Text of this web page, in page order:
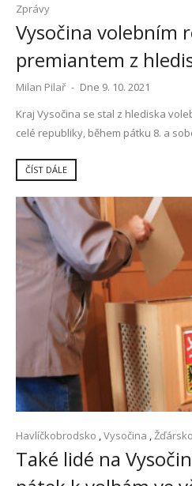
Zprávy
Vysočina volebním
premiantem z
Milan Pilař - Dne 9. 10. 2021
Kraj Vysočina se stal z hlediska
celé republiky, během pátku 8. a
ČÍST DÁLE
Havlíčkobrodsko Vysočina Žďársko
Také lidé na